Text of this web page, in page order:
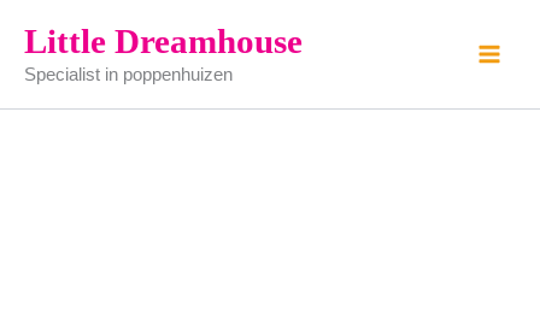
naar
inhoud
Little Dreamhouse
Specialist in poppenhuizen
aantal